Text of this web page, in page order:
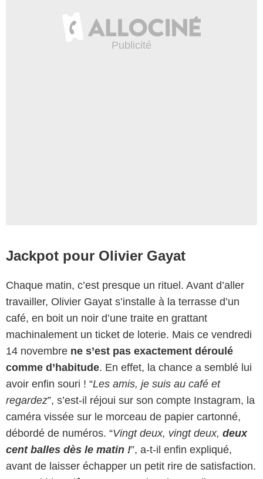
Jackpot pour Olivier Gayat
Chaque matin, c’est presque un rituel. Avant d’aller
travailler, Olivier Gayat s’installe à la terrasse d’un
café, en boit un noir d’une traite en grattant
machinalement un ticket de loterie. Mais ce vendredi
14 novembre ne s’est pas exactement déroulé
comme d’habitude. En effet, la chance a semblé lui
avoir enfin souri ! “Les amis, je suis au café et
regardez”, s’est-il réjoui sur son compte Instagram, la
caméra vissée sur le morceau de papier cartonné,
débordé de numéros. “Vingt deux, vingt deux, deux
cent balles dès le matin !”, a-t-il enfin expliqué,
avant de laisser échapper un petit rire de satisfaction.